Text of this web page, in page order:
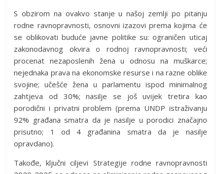
S obzirom na ovakvo stanje u našoj zemlji po pitanju
rodne ravnopravnosti, osnovni izazovi prema kojima će
se oblikovati buduće javne politike su: ograničen uticaj
zakonodavnog okvira o rodnoj ravnopravnosti; veći
procenat nezaposlenih žena u odnosu na muškarce;
nejednaka prava na ekonomske resurse i na razne oblike
svojine; učešće žena u parlamentu ispod minimalnog
zahtjeva od 30%; nasilje se još uvijek tretira kao
porodični i privatni problem (prema UNDP istraživanju
92% građana smatra da je nasilje u porodici značajno
prisutno; 1 od 4 građanina smatra da je nasilje
opravdano).
Takođe, ključni ciljevi Strategije rodne ravnopravnosti